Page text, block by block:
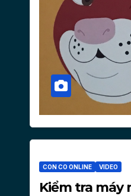
CON CO ONLINE VIDEO
Kiểm tra máy